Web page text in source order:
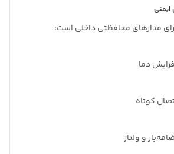
ایمنی
مدارهای محافظتی داخلی است:
دما
کوتاه
و ولتاژ